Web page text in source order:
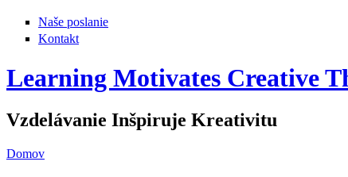
Naše poslanie
Kontakt
Learning Motivates Creative
Vzdelávanie Inšpiruje Kreativitu
Domov